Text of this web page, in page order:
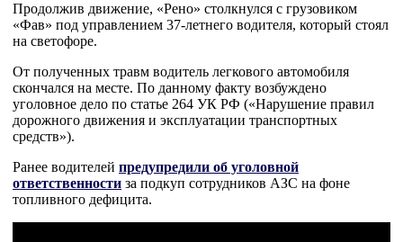
Продолжив движение, «Рено» столкнулся с грузовиком
«Фав» под управлением 37‑летнего водителя, который стоял
на светофоре.
От полученных травм водитель легкового автомобиля
скончался на месте. По данному факту возбуждено
уголовное дело по статье 264 УК РФ («Нарушение правил
дорожного движения и эксплуатации транспортных
средств»).
Ранее водителей предупредили об уголовной
ответственности за подкуп сотрудников АЗС на фоне
топливного дефицита.